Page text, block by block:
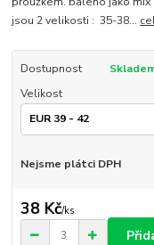
jsou 2 velikosti : 35-38...
Dostupnost
Velikost
Nejsme plátci DPH
38 Kč/ks